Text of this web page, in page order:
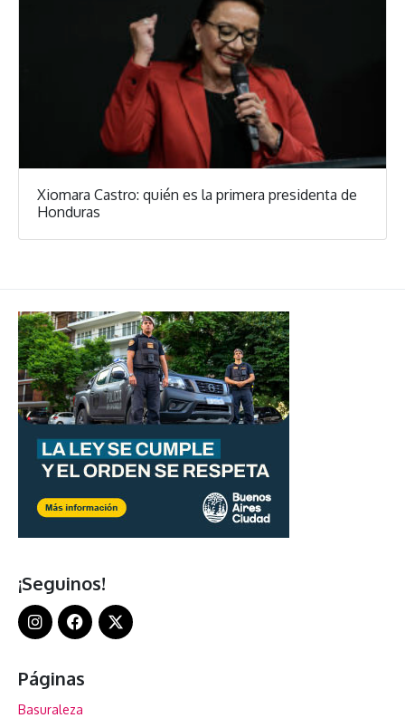
Xiomara Castro: quién es la primera presidenta de
Honduras
¡Seguinos!
Páginas
Basuraleza